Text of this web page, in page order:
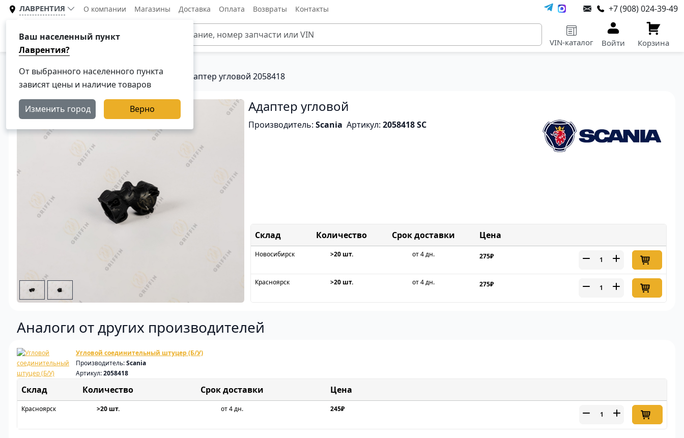
ЛАВРЕНТИЯ
Ваш населенный пункт
Лаврентия?
От выбранного населенного пункта
зависят цены и наличие товаров
Изменить город Верно
О компании Магазины Доставка Оплата Возвраты Контакты +7 (908) 024-39-49
Каталог
VIN-каталог Войти Корзина
Главная Каталог Тормозная система Адаптер угловой 2058418
Адаптер угловой
Производитель:Scania Артикул:2058418 SC
Склад Срок доставки Цена
Новосибирск >20 шт. от 4 дн. 275₽
Красноярск >20 шт. от 4 дн. 275₽
Аналоги от других производителей
Угловой соединительный штуцер (Б/У)
Производитель:Scania
Артикул:2058418
Склад Срок доставки Цена
Красноярск >20 шт. от 4 дн. 245₽